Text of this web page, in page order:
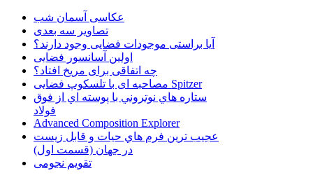
عکاسی آسمان شب
تصاویر سه بعدی
آیا براستی موجودات فضایی وجود دارند؟
اولین آسانسور فضایی
چه اتفاقی برای مریخ افتاد؟
مصاحبه ای با تلسکوپ فضایی Spitzer
ستاره هاي نوتروني با پوسته اي از فوق
فولاد
Advanced Composition Explorer
عجیب ترین فرم هاي حيات و قابل زيست
در جهان (قسمت اول)
تقویم نجومی